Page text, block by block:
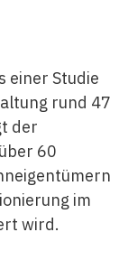
einer Studie
rund 47
der
60
im
wird.